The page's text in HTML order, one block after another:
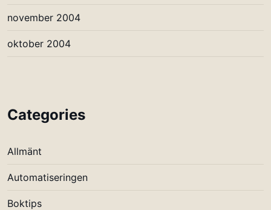
november 2004
oktober 2004
Categories
Allmänt
Automatiseringen
Boktips